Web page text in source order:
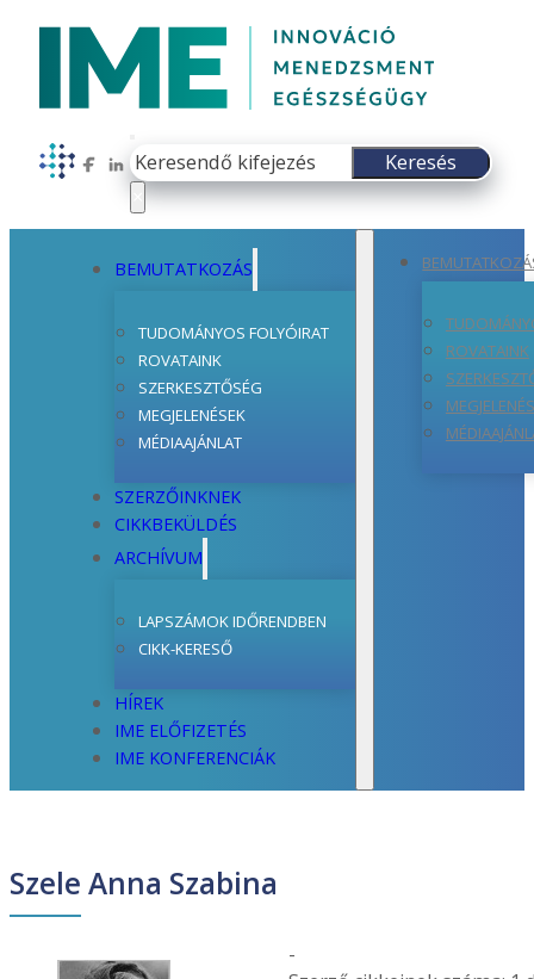
Follow us on Facebook
Follow us on LinkedIn
Keresés
Keresés
BEMUTATKOZÁS
TUDOMÁNYOS FOLYÓIRAT
ROVATAINK
SZERKESZTŐSÉG
MEGJELENÉSEK
MÉDIAAJÁNLAT
SZERZŐINKNEK
CIKKBEKÜLDÉS
ARCHÍVUM
LAPSZÁMOK IDŐRENDBEN
CIKK-KERESŐ
HÍREK
IME ELŐFIZETÉS
IME KONFERENCIÁK
ROVATAINK
Szele Anna Szabina
-